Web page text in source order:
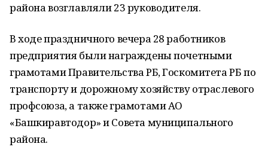
района возглавляли 23 руководителя.
В ходе праздничного вечера 28 работников
предприятия были награждены почетными
грамотами Правительства РБ, Госкомитета РБ по
транспорту и дорожному хозяйству отраслевого
профсоюза, а также грамотами АО
«Башкиравтодор» и Совета муниципального
района.